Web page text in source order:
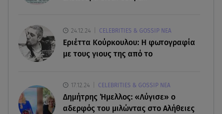
«βιταμίνης του ήλιου»;
10.08.26 , 09:00
Ford Mustang GTD: Οδηγεί ο θρύλος Carlos Sainz
Sr.
Τούνη: Αυτός είναι ο εξωτικός προορισμός που
επέλεξε για τα γενέθλιά της
24.12.24 CELEBRITIES & GOSSIP ΝΕΑ
Εριέττα Κούρκουλου: Η φωτογραφία
με τους γιους της από το
17.12.24 CELEBRITIES & GOSSIP ΝΕΑ
Δημήτρης Ήμελλος: «Λύγισε» ο
αδερφός του μιλώντας στο Αλήθειες